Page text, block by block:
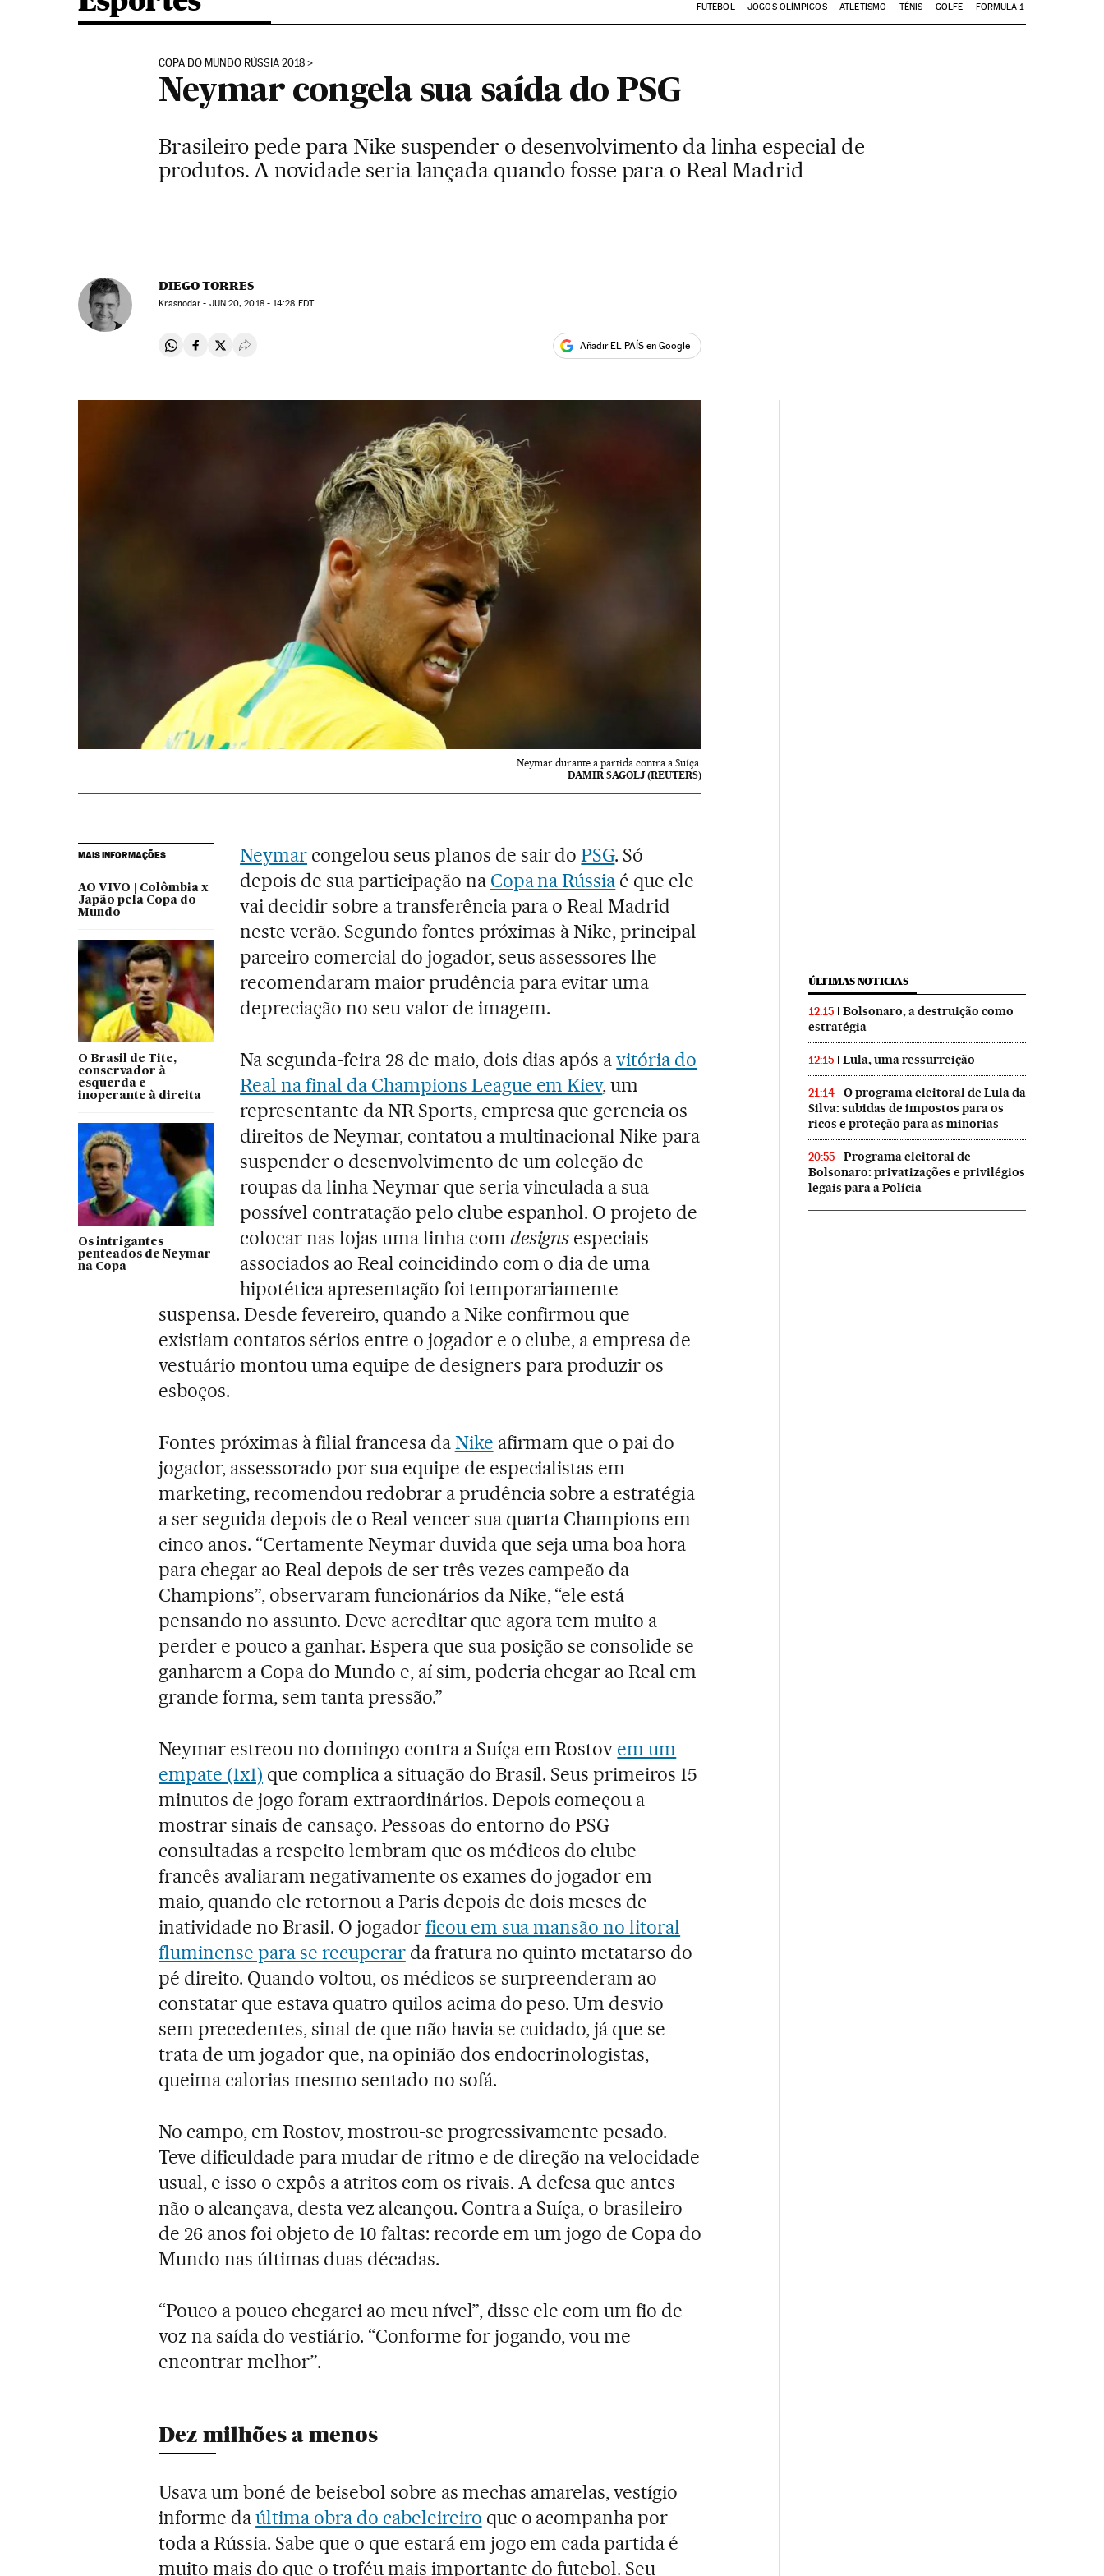
FUTEBOL JOGOS OLÍMPICOS ATLETISMO TÊNIS GOLFE FORMULA 1
COPA DO MUNDO RÚSSIA 2018
Neymar congela sua saída do PSG
Brasileiro pede para Nike suspender o desenvolvimento da linha especial de
produtos. A novidade seria lançada quando fosse para o Real Madrid
DIEGO TORRES
Krasnodar - JUN20, 2018 - 14:28 EDT
Compartir en Whatsapp
Compartir en Facebook
Compartir en Twitter
Desplegar Redes Sociales Añadir EL PAÍS en Google
Neymar durante a partida contra a Suíça.
DAMIR SAGOLJ (REUTERS)
MAIS INFORMAÇÕES
AO VIVO | Colômbia x
Japão pela Copa do
Mundo
O Brasil de Tite,
conservador à
esquerda e
inoperante à direita
Os intrigantes
penteados de Neymar
na Copa
Neymar congelou seus planos de sair doPSG. Só
depois de sua participação na Copa na Rússia é que ele
vai decidir sobre a transferência para o Real Madrid
neste verão. Segundo fontes próximas à Nike, principal
parceiro comercial do jogador, seus assessores lhe
recomendaram maior prudência para evitar uma
depreciação no seu valor de imagem.
Na segunda-feira 28 de maio, dois dias após avitória do
Real na final da Champions League em Kiev, um
representante da NR Sports, empresa que gerencia os
direitos de Neymar, contatou a multinacional Nike para
suspender o desenvolvimento de um coleção de
roupas da linha Neymar que seria vinculada a sua
possível contratação pelo clube espanhol. O projeto de
colocar nas lojas uma linha com designs especiais
associados ao Real coincidindo com o dia de uma
hipotética apresentação foi temporariamente
suspensa. Desde fevereiro, quando a Nike confirmou que
existiam contatos sérios entre o jogador e o clube, a empresa de
vestuário montou uma equipe de designers para produzir os
esboços.
Fontes próximas à filial francesa daNike afirmam que o pai do
jogador, assessorado por sua equipe de especialistas em
marketing, recomendou redobrar a prudência sobre a estratégia
a ser seguida depois de o Real vencer sua quarta Champions em
cinco anos. “Certamente Neymar duvida que seja uma boa hora
para chegar ao Real depois de ser três vezes campeão da
Champions”, observaram funcionários da Nike, “ele está
pensando no assunto. Deve acreditar que agora tem muito a
perder e pouco a ganhar. Espera que sua posição se consolide se
ganharem a Copa do Mundo e, aí sim, poderia chegar ao Real em
grande forma, sem tanta pressão.”
Neymar estreou no domingo contra a Suíça em Rostov em um
empate (1x1) que complica a situação do Brasil. Seus primeiros 15
minutos de jogo foram extraordinários. Depois começou a
mostrar sinais de cansaço. Pessoas do entorno do PSG
consultadas a respeito lembram que os médicos do clube
francês avaliaram negativamente os exames do jogador em
maio, quando ele retornou a Paris depois de dois meses de
inatividade no Brasil. O jogadorficou em sua mansão no litoral
fluminense para se recuperarda fratura no quinto metatarso do
pé direito. Quando voltou, os médicos se surpreenderam ao
constatar que estava quatro quilos acima do peso. Um desvio
sem precedentes, sinal de que não havia se cuidado, já que se
trata de um jogador que, na opinião dos endocrinologistas,
queima calorias mesmo sentado no sofá.
No campo, em Rostov, mostrou-se progressivamente pesado.
Teve dificuldade para mudar de ritmo e de direção na velocidade
usual, e isso o expôs a atritos com os rivais. A defesa que antes
não o alcançava, desta vez alcançou. Contra a Suíça, o brasileiro
de 26 anos foi objeto de 10 faltas: recorde em um jogo de Copa do
Mundo nas últimas duas décadas.
“Pouco a pouco chegarei ao meu nível”, disse ele com um fio de
voz na saída do vestiário. “Conforme for jogando, vou me
encontrar melhor”.
Dez milhões a menos
Usava um boné de beisebol sobre as mechas amarelas, vestígio
informe daúltima obra do cabeleireiro que o acompanha por
toda a Rússia. Sabe que o que estará em jogo em cada partida é
muito mais do que o troféu mais importante do futebol. Seu
ÚLTIMAS NOTICIAS
12:15
Bolsonaro, a destruição como
estratégia
12:15 Lula, uma ressurreição
21:14
O programa eleitoral de Lula da
Silva: subidas de impostos para os
ricos e proteção para as minorias
20:55
Programa eleitoral de
Bolsonaro: privatizações e privilégios
legais para a Polícia